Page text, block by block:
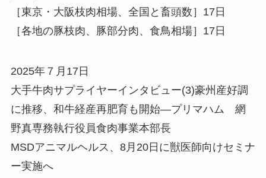
［東京・大阪枝肉相場、全国と畜頭数］17日
［各地の豚枝肉、豚部分肉、食鳥相場］17日
2025年７月17日
大手牛肉サプライヤーインタビュー(3)豪州産好調
に推移、和牛経産再肥育も開始—プリマハム 網
野真専務執行役員食肉事業本部長
MSDアニマルヘルス、8月20日に獣医師向けセミナ
ー実施へ